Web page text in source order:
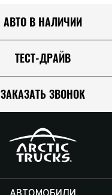
АВТО В НАЛИЧИИ
ТЕСТ-ДРАЙВ
ЗАКАЗАТЬ ЗВОНОК